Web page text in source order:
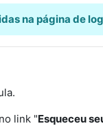
na página de
link "Esqueceu